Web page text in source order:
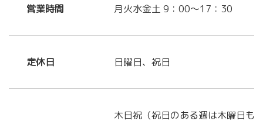
営業時間 月火水金土 9：00～17：30
定休日 日曜日、祝日
木日祝（祝日のある週は木曜日も